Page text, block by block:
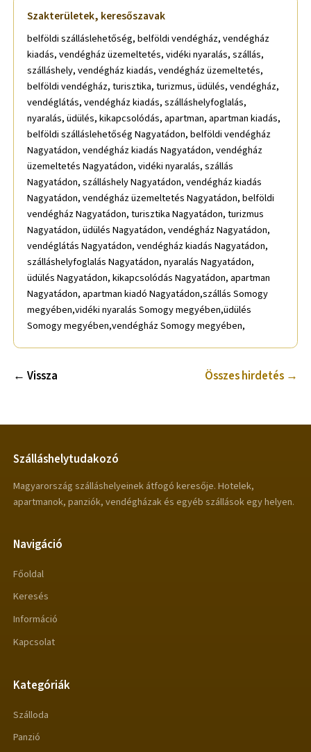
Szakterületek, keresőszavak
belföldi szálláslehetőség, belföldi vendégház, vendégház
kiadás, vendégház üzemeltetés, vidéki nyaralás, szállás,
szálláshely, vendégház kiadás, vendégház üzemeltetés,
belföldi vendégház, turisztika, turizmus, üdülés, vendégház,
vendéglátás, vendégház kiadás, szálláshelyfoglalás,
nyaralás, üdülés, kikapcsolódás, apartman, apartman kiadás,
belföldi szálláslehetőség Nagyatádon, belföldi vendégház
Nagyatádon, vendégház kiadás Nagyatádon, vendégház
üzemeltetés Nagyatádon, vidéki nyaralás, szállás
Nagyatádon, szálláshely Nagyatádon, vendégház kiadás
Nagyatádon, vendégház üzemeltetés Nagyatádon, belföldi
vendégház Nagyatádon, turisztika Nagyatádon, turizmus
Nagyatádon, üdülés Nagyatádon, vendégház Nagyatádon,
vendéglátás Nagyatádon, vendégház kiadás Nagyatádon,
szálláshelyfoglalás Nagyatádon, nyaralás Nagyatádon,
üdülés Nagyatádon, kikapcsolódás Nagyatádon, apartman
Nagyatádon, apartman kiadó Nagyatádon,szállás Somogy
megyében,vidéki nyaralás Somogy megyében,üdülés
Somogy megyében,vendégház Somogy megyében,
← Vissza Összes hirdetés →
Szálláshelytudakozó
Magyarország szálláshelyeinek átfogó keresője. Hotelek,
apartmanok, panziók, vendégházak és egyéb szállások egy helyen.
Navigáció
Főoldal
Keresés
Információ
Kapcsolat
Kategóriák
Szálloda
Panzió